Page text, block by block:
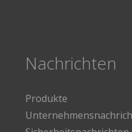
Nachrichten
Produkte